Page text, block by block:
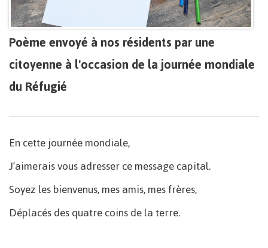
Poème envoyé à nos résidents par une
citoyenne à l'occasion de la journée mondiale
du Réfugié
En cette journée mondiale,
J’aimerais vous adresser ce message capital.
Soyez les bienvenus, mes amis, mes frères,
Déplacés des quatre coins de la terre.